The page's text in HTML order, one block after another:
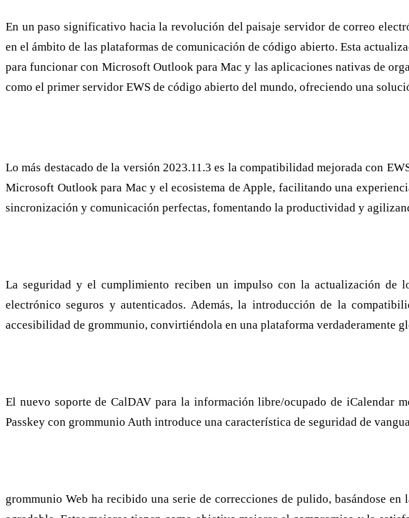
En un paso significativo hacia la revolución del paisaje servidor de correo
en el ámbito de las plataformas de comunicación de código abierto. Esta
para funcionar con Microsoft Outlook para Mac y las aplicaciones nativas de
como el primer servidor EWS de código abierto del mundo, ofreciendo una
Lo más destacado de la versión 2023.11.3 es la compatibilidad mejorada con
Microsoft Outlook para Mac y el ecosistema de Apple, facilitando una
sincronización y comunicación perfectas, fomentando la productividad y
La seguridad y el cumplimiento reciben un impulso con la actualización de
electrónico seguros y autenticados. Además, la introducción de la
accesibilidad de grommunio, convirtiéndola en una plataforma verdaderamente
El nuevo soporte de CalDAV para la información libre/ocupado de iCalendar
Passkey con grommunio Auth introduce una característica de seguridad de
grommunio Web ha recibido una serie de correcciones de pulido, basándose